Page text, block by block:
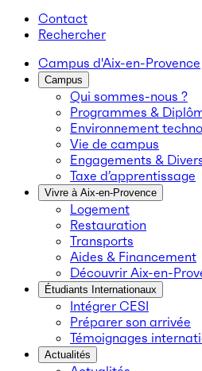
Contact
Rechercher
Campus d'Aix-en-Provence
Campus
Qui sommes-nous ?
Programmes &
Environnement
Vie de campus
Engagements &
Taxe d’apprentissage
Vivre à Aix-en-Provence
Logement
Restauration
Transports
Aides & Financement
Découvrir Aix-en-
Étudiants Internationaux
Intégrer CESI
Préparer son arrivée
Témoignages
Actualités